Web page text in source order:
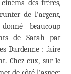
des frères,
de l’argent,
beaucoup
de Sarah par
Dardenne : faire
Chez eux, sur le